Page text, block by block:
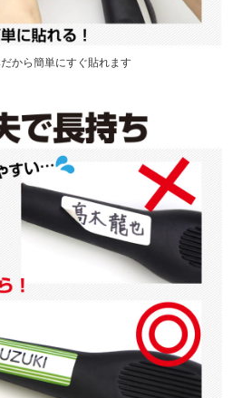
から簡単にすぐ貼れます